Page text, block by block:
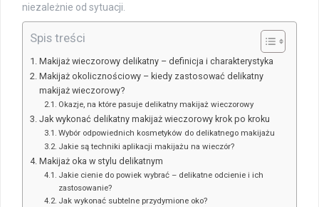
niezależnie od sytuacji.
Spis treści
Makijaż wieczorowy delikatny – definicja i charakterystyka
Makijaż okolicznościowy – kiedy zastosować delikatny
makijaż wieczorowy?
Okazje, na które pasuje delikatny makijaż wieczorowy
Jak wykonać delikatny makijaż wieczorowy krok po kroku
Wybór odpowiednich kosmetyków do delikatnego makijażu
Jakie są techniki aplikacji makijażu na wieczór?
Makijaż oka w stylu delikatnym
Jakie cienie do powiek wybrać – delikatne odcienie i ich
zastosowanie?
Jak wykonać subtelne przydymione oko?